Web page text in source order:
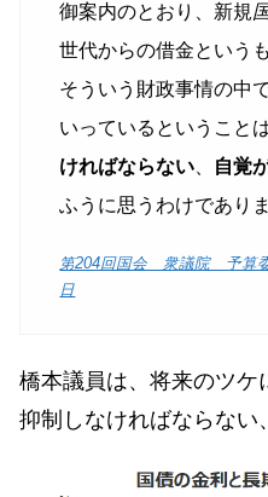
御案内のとおり、新規
世代からの借金という
そういう財政事情の中
いっているということ
ければならない、 自覚
ふうに思うわけでありま
第204回国会 衆議院 予算
日
橋本議員は、将来のツケ
抑制しなければならない